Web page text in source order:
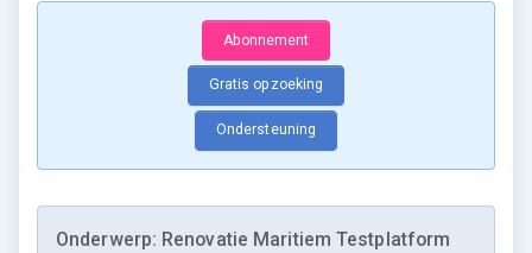
Abonnement
Gratis opzoeking
Ondersteuning
Onderwerp: Renovatie Maritiem Testplatform